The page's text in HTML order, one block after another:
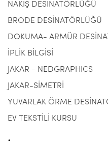
NAKIŞ DESİNATÖRLÜĞÜ
BRODE DESİNATÖRLÜĞÜ
DOKUMA- ARMÜR
İPLİK BİLGİSİ
JAKAR - NEDGRAPHICS
JAKAR-SİMETRİ
YUVARLAK ÖRME
EV TEKSTİLİ KURSU